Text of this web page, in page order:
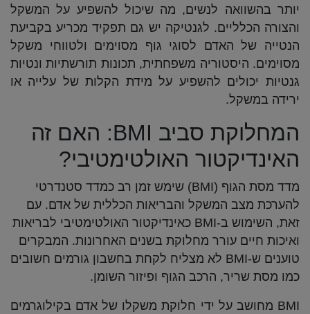
יותר בהשוואה לנשים, מה שיכול להשפיע על המשקל
והצורה הכלליים. לגנטיקה יש גם תפקיד מכריע בקביעת
הנטייה של האדם לסוגי גוף מסוימים ולטווחי משקל
מסוימים. היסטוריה משפחתית, תכונות תורשתיות ונטיות
גנטיות יכולים להשפיע על מידת הקלות של עלייה או
ירידה במשקל.
המחלוקת סביב BMI: האם זה
האינדיקטור האולטימטיבי?
מדד מסת הגוף (BMI) שימש זמן רב כמדד סטנדרטי
להערכת מצב המשקל והבריאות הכללית של אדם. עם
זאת, השימוש ב-BMI כאינדיקטור האולטימטיבי לבריאות
ואיכות חיים עורר מחלוקת בשנים האחרונות. המבקרים
טוענים ש-BMI לא מצליח לקחת בחשבון גורמים חשובים
כמו מסת שריר, הרכב הגוף ופיזור השומן.
BMI מחושב על ידי חלוקת משקלו של אדם בקילוגרמים